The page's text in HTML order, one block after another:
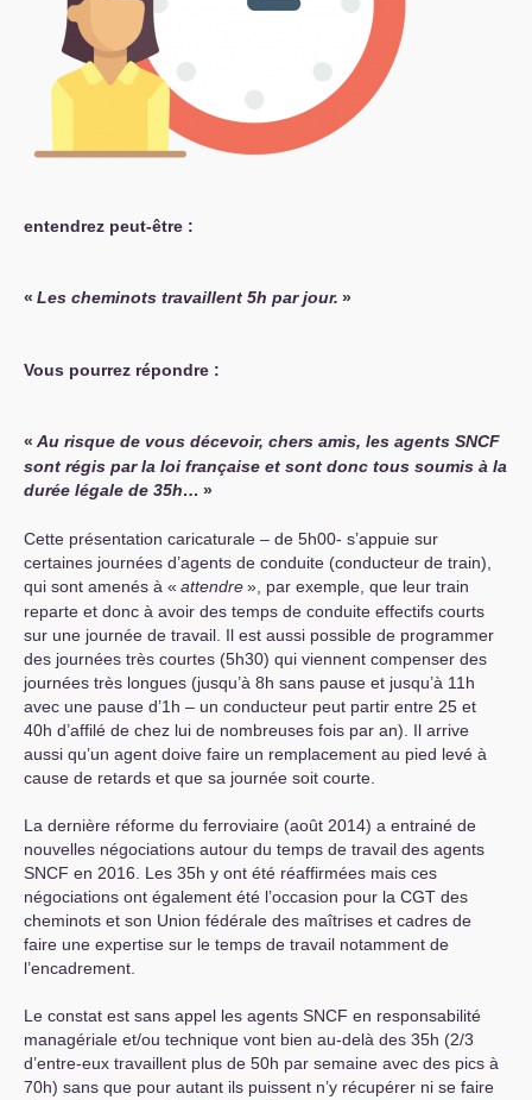
entendrez peut-être :
« Les cheminots travaillent 5h par jour. »
Vous pourrez répondre :
« Au risque de vous décevoir, chers amis, les agents SNCF
sont régis par la loi française et sont donc tous soumis à la
durée légale de 35h… »
Cette présentation caricaturale – de 5h00- s’appuie sur
certaines journées d’agents de conduite (conducteur de train),
qui sont amenés à « attendre», par exemple, que leur train
reparte et donc à avoir des temps de conduite effectifs courts
sur une journée de travail. Il est aussi possible de programmer
des journées très courtes (5h30) qui viennent compenser des
journées très longues (jusqu’à 8h sans pause et jusqu’à 11h
avec une pause d’1h – un conducteur peut partir entre 25 et
40h d’affilé de chez lui de nombreuses fois par an). Il arrive
aussi qu’un agent doive faire un remplacement au pied levé à
cause de retards et que sa journée soit courte.
La dernière réforme du ferroviaire (août 2014) a entrainé de
nouvelles négociations autour du temps de travail des agents
SNCF en 2016. Les 35h y ont été réaffirmées mais ces
négociations ont également été l’occasion pour la CGT des
cheminots et son Union fédérale des maîtrises et cadres de
faire une expertise sur le temps de travail notamment de
l’encadrement.
Le constat est sans appel les agents SNCF en responsabilité
managériale et/ou technique vont bien au-delà des 35h (2/3
d’entre-eux travaillent plus de 50h par semaine avec des pics à
70h) sans que pour autant ils puissent n’y récupérer ni se faire